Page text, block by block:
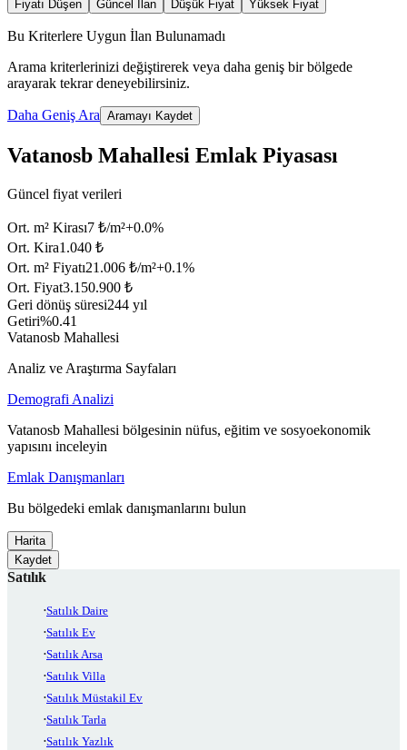
Fiyatı Düşen Güncel İlan Düşük Fiyat Yüksek Fiyat
Bu Kriterlere Uygun İlan Bulunamadı
Arama kriterlerinizi değiştirerek veya daha geniş bir bölgede
arayarak tekrar deneyebilirsiniz.
Daha Geniş Ara Aramayı Kaydet
Vatanosb Mahallesi Emlak Piyasası
Güncel fiyat verileri
Ort. m² Kirası7 ₺/m²+0.0%
Ort. Kira1.040 ₺
Ort. m² Fiyatı21.006 ₺/m²+0.1%
Ort. Fiyat3.150.900 ₺
Geri dönüş süresi244 yıl
Getiri%0.41
Vatanosb Mahallesi
Analiz ve Araştırma Sayfaları
Demografi Analizi
Vatanosb Mahallesi bölgesinin nüfus, eğitim ve sosyoekonomik
yapısını inceleyin
Emlak Danışmanları
Bu bölgedeki emlak danışmanlarını bulun
Harita
Kaydet
Satılık
Satılık Daire
Satılık Ev
Satılık Arsa
Satılık Villa
Satılık Müstakil Ev
Satılık Tarla
Satılık Yazlık